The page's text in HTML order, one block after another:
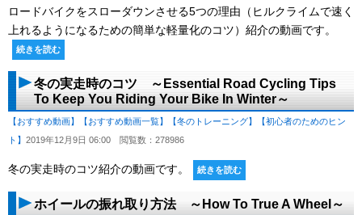
ロードバイクをスローダウンさせる5つの理由（ヒルクライムで速く
上れるようになるための簡単な軽量化のコツ）紹介の動画です。
続きを読む
冬の実走時のコツ ～Essential Road Cycling Tips
To Keep You Riding Your Bike In Winter～
【おすすめ動画】 【おすすめ動画一覧】 【冬のトレーニング】
【初心者のためのヒン
ト】 2019年12月9日 06:00 閲覧数：278986
冬の実走時のコツ紹介の動画です。 続きを読む
ホイールの振れ取り方法 ～How To True A Wheel～